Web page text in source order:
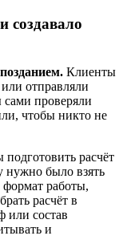
создавало
Клиенты
отправляли
сами проверяли
чтобы никто не
подготовить расчёт
нужно было взять
работы,
расчёт в
или состав
и